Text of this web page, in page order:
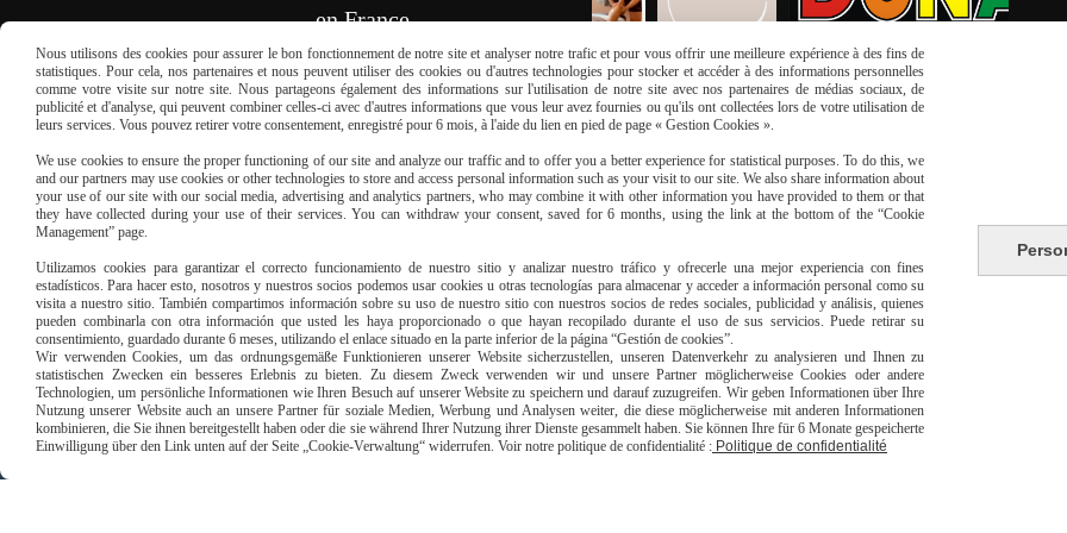
en France
REMPLISSEZ LE FORMULAIRE
Paiement sécurisé
livraison à domicile
Nous utilisons des cookies pour assurer le bon fonctionnement de notre site et analyser notre trafic et pour vous offrir une meilleure expérience à des fins de
statistiques. Pour cela, nos partenaires et nous peuvent utiliser des cookies ou d'autres technologies pour stocker et accéder à des informations personnelles
comme votre visite sur notre site. Nous partageons également des informations sur l'utilisation de notre site avec nos partenaires de médias sociaux, de
publicité et d'analyse, qui peuvent combiner celles-ci avec d'autres informations que vous leur avez fournies ou qu'ils ont collectées lors de votre utilisation de
leurs services. Vous pouvez retirer votre consentement, enregistré pour 6 mois, à l'aide du lien en pied de page « Gestion Cookies ».
We use cookies to ensure the proper functioning of our site and analyze our traffic and to offer you a better experience for statistical purposes. To do this, we
and our partners may use cookies or other technologies to store and access personal information such as your visit to our site. We also share information about
your use of our site with our social media, advertising and analytics partners, who may combine it with other information you have provided to them or that
they have collected during your use of their services. You can withdraw your consent, saved for 6 months, using the link at the bottom of the “Cookie
Management” page.
Utilizamos cookies para garantizar el correcto funcionamiento de nuestro sitio y analizar nuestro tráfico y ofrecerle una mejor experiencia con fines
estadísticos. Para hacer esto, nosotros y nuestros socios podemos usar cookies u otras tecnologías para almacenar y acceder a información personal como su
visita a nuestro sitio. También compartimos información sobre su uso de nuestro sitio con nuestros socios de redes sociales, publicidad y análisis, quienes
pueden combinarla con otra información que usted les haya proporcionado o que hayan recopilado durante el uso de sus servicios. Puede retirar su
consentimiento, guardado durante 6 meses, utilizando el enlace situado en la parte inferior de la página “Gestión de cookies”.
Wir verwenden Cookies, um das ordnungsgemäße Funktionieren unserer Website sicherzustellen, unseren Datenverkehr zu analysieren und Ihnen zu
statistischen Zwecken ein besseres Erlebnis zu bieten. Zu diesem Zweck verwenden wir und unsere Partner möglicherweise Cookies oder andere
Technologien, um persönliche Informationen wie Ihren Besuch auf unserer Website zu speichern und darauf zuzugreifen. Wir geben Informationen über Ihre
Nutzung unserer Website auch an unsere Partner für soziale Medien, Werbung und Analysen weiter, die diese möglicherweise mit anderen Informationen
kombinieren, die Sie ihnen bereitgestellt haben oder die sie während Ihrer Nutzung ihrer Dienste gesammelt haben. Sie können Ihre für 6 Monate gespeicherte
Einwilligung über den Link unten auf der Seite „Cookie-Verwaltung“ widerrufen. Voir notre politique de confidentialité : Politique de confidentialité